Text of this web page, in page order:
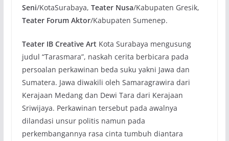
Seni/KotaSurabaya, Teater Nusa/Kabupaten Gresik,
Teater Forum Aktor/Kabupaten Sumenep.
Teater IB Creative Art Kota Surabaya mengusung
judul “Tarasmara”, naskah cerita berbicara pada
persoalan perkawinan beda suku yakni Jawa dan
Sumatera. Jawa diwakili oleh Samaragrawira dari
Kerajaan Medang dan Dewi Tara dari Kerajaan
Sriwijaya. Perkawinan tersebut pada awalnya
dilandasi unsur politis namun pada
perkembangannya rasa cinta tumbuh diantara